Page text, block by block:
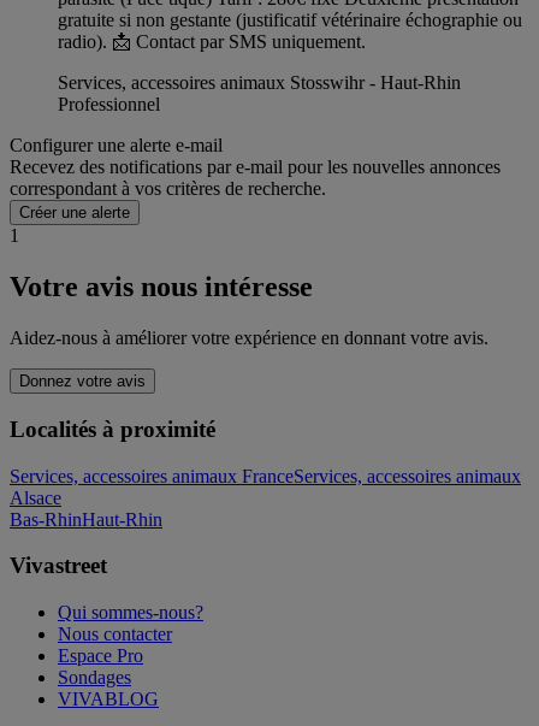
gratuite si non gestante (justificatif vétérinaire échographie ou
radio). 📩 Contact par SMS uniquement.
Services, accessoires animaux Stosswihr - Haut-Rhin
Professionnel
Configurer une alerte e-mail
Recevez des notifications par e-mail pour les nouvelles annonces
correspondant à vos critères de recherche.
Créer une alerte
1
Votre avis nous intéresse
Aidez-nous à améliorer votre expérience en donnant votre avis.
Donnez votre avis
Localités à proximité
Services, accessoires animaux FranceServices, accessoires animaux
Alsace
Bas-RhinHaut-Rhin
Vivastreet
Qui sommes-nous?
Nous contacter
Espace Pro
Sondages
VIVABLOG